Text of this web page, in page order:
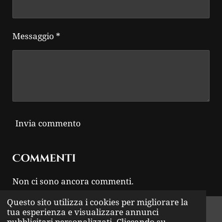
Questo sito utilizza i cookies per migliorare la
tua esperienza e visualizzare annunci
Messaggio *
Invia commento
Commenti
Non ci sono ancora commenti.
© 2024 - 2026 THUNDER ROCK